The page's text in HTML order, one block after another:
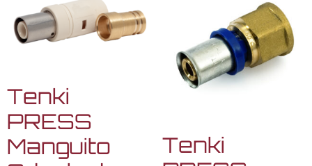
Tenki
PRESS
Manguito
Tenki